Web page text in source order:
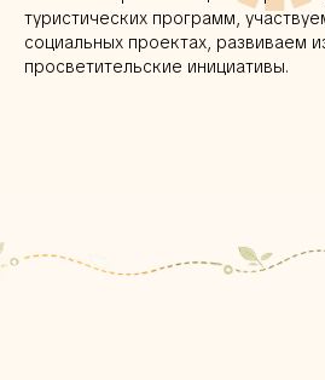
туристических программ,
социальных проектах, развиваем
просветительские инициативы.